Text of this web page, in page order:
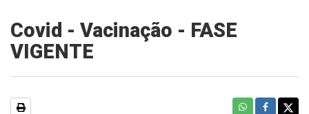
Covid - Vacinação - FASE
VIGENTE